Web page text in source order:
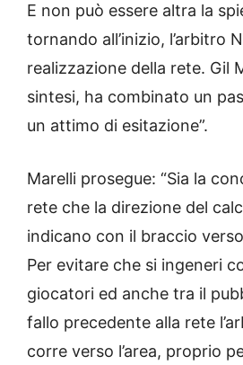
E non può essere altra la
tornando all’inizio, l’arbitro
realizzazione della rete. Gil
sintesi, ha combinato un
un attimo di esitazione”.
Marelli prosegue: “Sia la
rete che la direzione del
indicano con il braccio
Per evitare che si ingeneri
giocatori ed anche tra il
fallo precedente alla rete
corre verso l’area, proprio